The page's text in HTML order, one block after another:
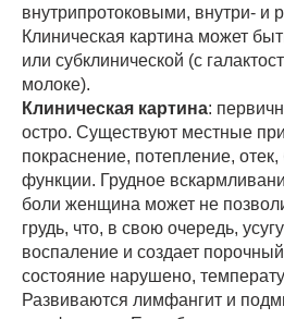
внутрипротоковыми, внутри- и
Клиническая картина может
или субклинической (с
молоке).
Клиническая картина:
остро. Существуют местные
покраснение, потепление,
функции. Грудное
боли женщина может не
грудь, что, в свою очередь,
воспаление и создает
состояние нарушено,
Развиваются лимфангит и